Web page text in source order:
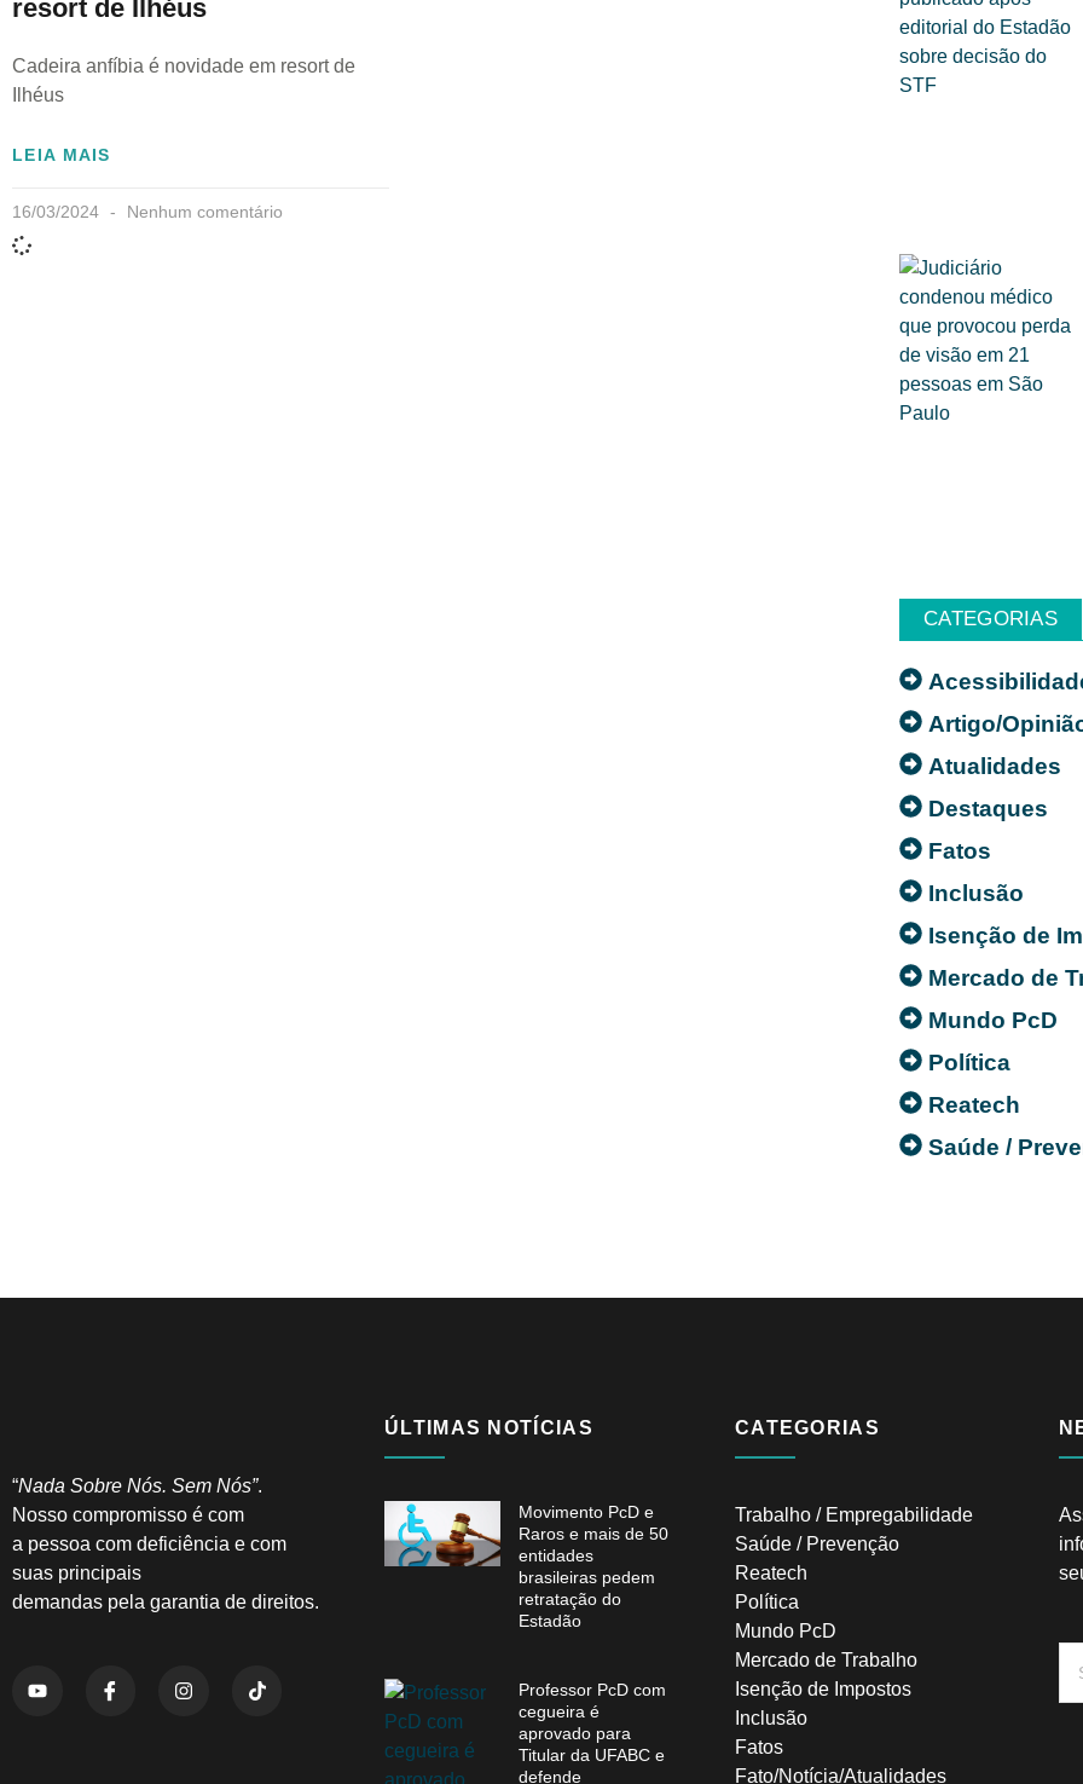
resort de Ilhéus
Cadeira anfíbia é novidade em resort de
Ilhéus
LEIA MAIS
16/03/2024 Nenhum comentário
CATEGORIAS
Artigo/
Atualidades
Destaques
Fatos
Inclusão
Isenção de
Mercado de
Mundo PcD
Política
Reatech
Saúde /
“Nada Sobre Nós. Sem Nós”.
Nosso compromisso é com
a pessoa com deficiência e com
suas principais
demandas pela garantia de direitos.
ÚLTIMAS NOTÍCIAS
Movimento PcD e
Raros e mais de 50
entidades
brasileiras pedem
retratação do
Estadão
Professor PcD com
cegueira é
aprovado para
Titular da UFABC e
defende
CATEGORIAS
Trabalho / Empregabilidade
Saúde / Prevenção
Reatech
Política
Mundo PcD
Mercado de Trabalho
Isenção de Impostos
Inclusão
Fatos
Fato/Notícia/Atualidades